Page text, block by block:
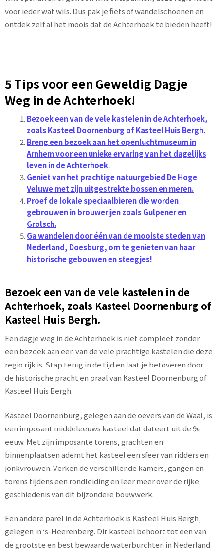
voor ieder wat wils. Dus pak je fiets of wandelschoenen en
ontdek zelf al het moois dat de Achterhoek te bieden heeft!
5 Tips voor een Geweldig Dagje
Weg in de Achterhoek!
Bezoek een van de vele kastelen in de Achterhoek,
zoals Kasteel Doornenburg of Kasteel Huis Bergh.
Breng een bezoek aan het openluchtmuseum in
Arnhem voor een unieke ervaring van het dagelijks
leven in de Achterhoek.
Geniet van het prachtige natuurgebied De Hoge
Veluwe met zijn uitgestrekte bossen en meren.
Proef de lokale speciaalbieren die worden
gebrouwen in brouwerijen zoals Gulpener en
Grolsch.
Ga wandelen door één van de mooiste steden van
Nederland, Doesburg, om te genieten van haar
historische gebouwen en steegjes!
Bezoek een van de vele kastelen in de
Achterhoek, zoals Kasteel Doornenburg of
Kasteel Huis Bergh.
Een dagje weg in de Achterhoek is niet compleet zonder
een bezoek aan een van de vele prachtige kastelen die deze
regio rijk is. Stap terug in de tijd en laat je betoveren door
de historische pracht en praal van Kasteel Doornenburg of
Kasteel Huis Bergh.
Kasteel Doornenburg, gelegen aan de oevers van de Waal, is
een imposant middeleeuws kasteel dat dateert uit de 9e
eeuw. Met zijn imposante torens, grachten en
binnenplaatsen ademt het kasteel een sfeer van ridders en
jonkvrouwen. Verken de verschillende kamers, gangen en
torens tijdens een rondleiding en leer meer over de rijke
geschiedenis van dit bijzondere bouwwerk.
Een andere parel in de Achterhoek is Kasteel Huis Bergh,
gelegen in ‘s-Heerenberg. Dit kasteel behoort tot een van
de grootste en best bewaarde waterburchten in Nederland.